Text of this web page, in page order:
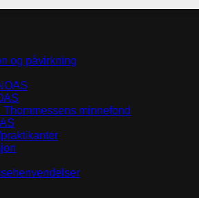
og påvirkning
Thommessens minnefond